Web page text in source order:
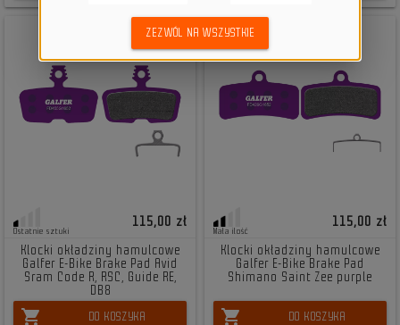
Ostatnie sztuki
115,00 zł
Klocki okładziny hamulcowe
Galfer E-Bike Brake Pad Avid
Sram Code R, RSC, Guide RE,
DB8
shopping_cart DO KOSZYKA
Mała ilość
115,00 zł
Klocki okładziny hamulcowe
Galfer E-Bike Brake Pad
Shimano Saint Zee purple
shopping_cart DO KOSZYKA
ZEZWÓL NA WSZYSTKIE